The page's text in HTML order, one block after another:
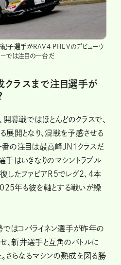
子選手がRAV4 PHEVのデビューウ
ーでは注目の一台だ
ラスまで注目選手が
幕戦ではほとんどのクラスで、
展開となり、混戦を予感させる
番の注目は最高峰JN1クラスだ
手はいきなりのマシントラブル
したファビアR5でレグ2、4本
年も彼を軸とする戦いが繰
ではコバライネン選手が昨年の
、新井選手と互角のバトルに
さらなるマシンの熟成を図る勝